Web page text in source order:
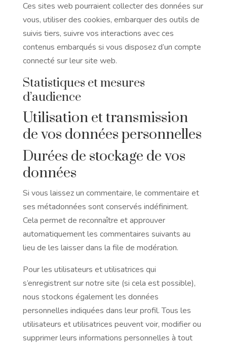
Ces sites web pourraient collecter des données sur
vous, utiliser des cookies, embarquer des outils de
suivis tiers, suivre vos interactions avec ces
contenus embarqués si vous disposez d’un compte
connecté sur leur site web.
Statistiques et mesures
d’audience
Utilisation et transmission
de vos données personnelles
Durées de stockage de vos
données
Si vous laissez un commentaire, le commentaire et
ses métadonnées sont conservés indéfiniment.
Cela permet de reconnaître et approuver
automatiquement les commentaires suivants au
lieu de les laisser dans la file de modération.
Pour les utilisateurs et utilisatrices qui
s’enregistrent sur notre site (si cela est possible),
nous stockons également les données
personnelles indiquées dans leur profil. Tous les
utilisateurs et utilisatrices peuvent voir, modifier ou
supprimer leurs informations personnelles à tout